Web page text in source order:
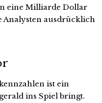
eine Milliarde Dollar
Analysten ausdrücklich
ist ein
ins Spiel bringt.